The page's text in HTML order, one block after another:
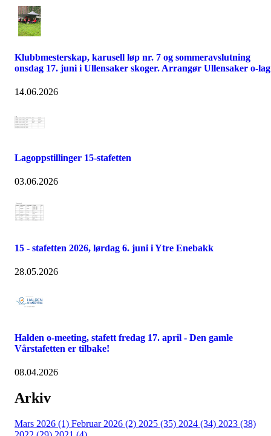
Klubbmesterskap, karusell løp nr. 7 og sommeravslutning
onsdag 17. juni i Ullensaker skoger. Arrangør Ullensaker o-lag
14.06.2026
Lagoppstillinger 15-stafetten
03.06.2026
15 - stafetten 2026, lørdag 6. juni i Ytre Enebakk
28.05.2026
Halden o-meeting, stafett fredag 17. april - Den gamle
Vårstafetten er tilbake!
08.04.2026
Arkiv
Mars 2026 (1) Februar 2026 (2) 2025 (35) 2024 (34) 2023 (38)